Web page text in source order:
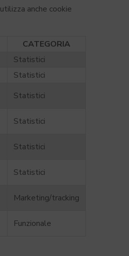
anche cookie
CATEGORIA
Statistici
Statistici
Statistici
Statistici
Statistici
Statistici
Marketing/tracking
Funzionale